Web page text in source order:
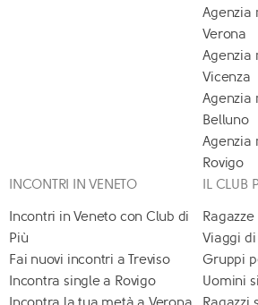
Agenzia
Verona
Agenzia
Vicenza
Agenzia
Belluno
Agenzia
Rovigo
INCONTRI IN VENETO
Incontri in Veneto con Club di
Più
Fai nuovi incontri a Treviso
Incontra single a Rovigo
IL CLUB
Viaggi
Gruppi
Uomini